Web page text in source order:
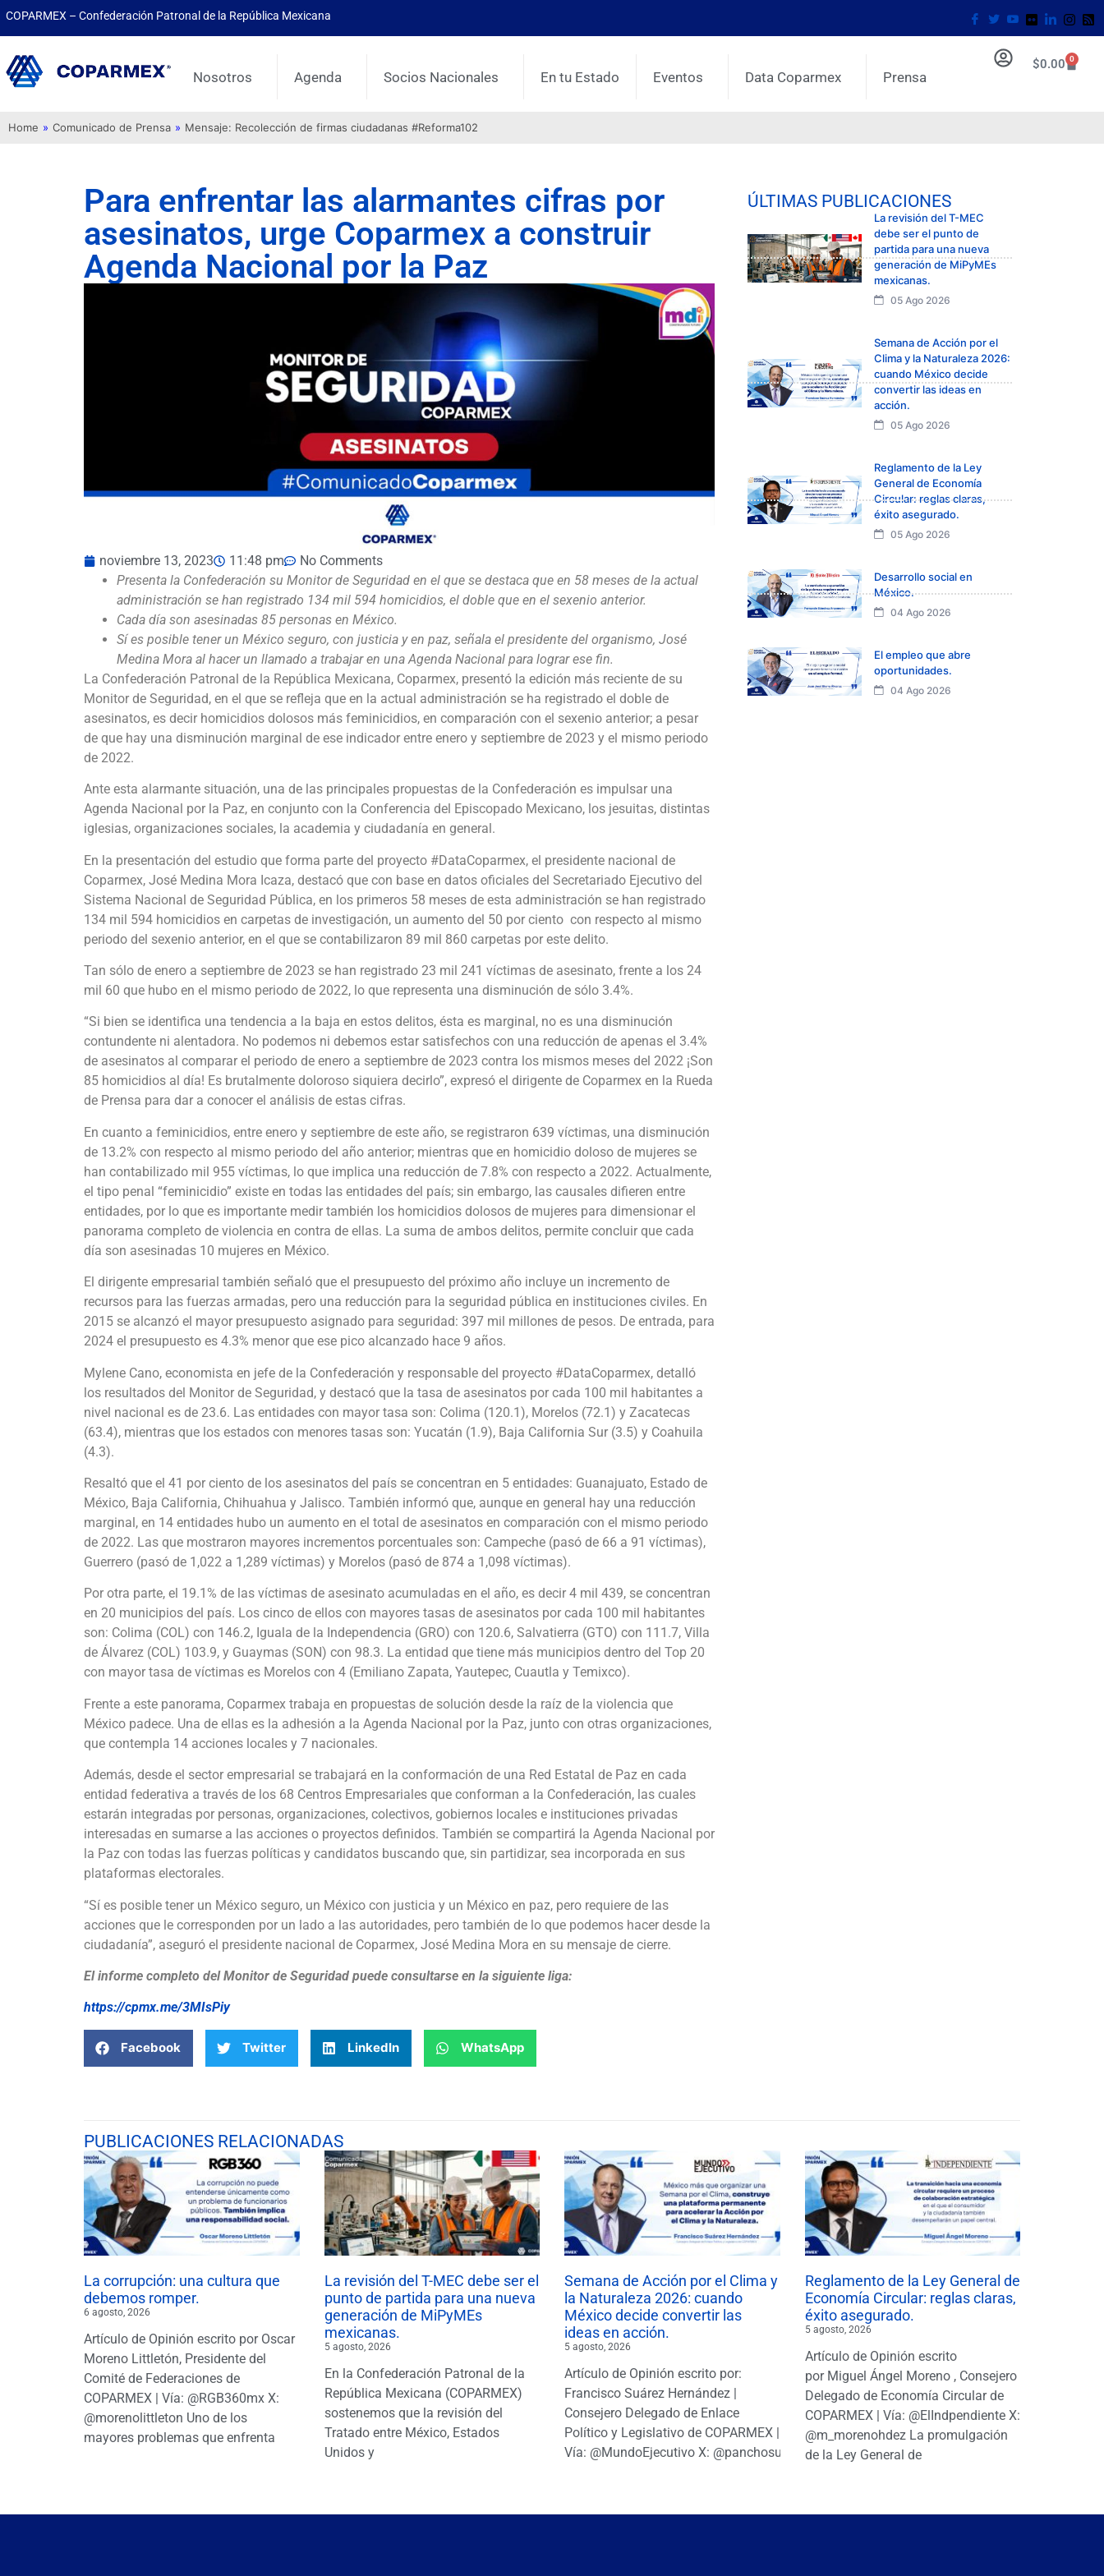
COPARMEX – Confederación Patronal de la República Mexicana
Nosotros Agenda Socios Nacionales En tu Estado Eventos Data Coparmex Prensa
$0.00 0
Home » Comunicado de Prensa » Mensaje: Recolección de firmas ciudadanas #Reforma102
Para enfrentar las alarmantes cifras por
asesinatos, urge Coparmex a construir
Agenda Nacional por la Paz
noviembre 13, 2023 11:48 pm
No Comments
Presenta la Confederación su Monitor de Seguridad en el que se destaca que en 58 meses de la actual
administración se han registrado 134 mil 594 homicidios, el doble que en el sexenio anterior.
Cada día son asesinadas 85 personas en México.
Sí es posible tener un México seguro, con justicia y en paz, señala el presidente del organismo, José
Medina Mora al hacer un llamado a trabajar en una Agenda Nacional para lograr ese fin.
La Confederación Patronal de la República Mexicana, Coparmex, presentó la edición más reciente de su
Monitor de Seguridad, en el que se refleja que en la actual administración se ha registrado el doble de
asesinatos, es decir homicidios dolosos más feminicidios, en comparación con el sexenio anterior; a pesar
de que hay una disminución marginal de ese indicador entre enero y septiembre de 2023 y el mismo periodo
de 2022.
Ante esta alarmante situación, una de las principales propuestas de la Confederación es impulsar una
Agenda Nacional por la Paz, en conjunto con la Conferencia del Episcopado Mexicano, los jesuitas, distintas
iglesias, organizaciones sociales, la academia y ciudadanía en general.
En la presentación del estudio que forma parte del proyecto #DataCoparmex, el presidente nacional de
Coparmex, José Medina Mora Icaza, destacó que con base en datos oficiales del Secretariado Ejecutivo del
Sistema Nacional de Seguridad Pública, en los primeros 58 meses de esta administración se han registrado
134 mil 594 homicidios en carpetas de investigación, un aumento del 50 por ciento con respecto al mismo
periodo del sexenio anterior, en el que se contabilizaron 89 mil 860 carpetas por este delito.
Tan sólo de enero a septiembre de 2023 se han registrado 23 mil 241 víctimas de asesinato, frente a los 24
mil 60 que hubo en el mismo periodo de 2022, lo que representa una disminución de sólo 3.4%.
“Si bien se identifica una tendencia a la baja en estos delitos, ésta es marginal, no es una disminución
contundente ni alentadora. No podemos ni debemos estar satisfechos con una reducción de apenas el 3.4%
de asesinatos al comparar el periodo de enero a septiembre de 2023 contra los mismos meses del 2022 ¡Son
85 homicidios al día! Es brutalmente doloroso siquiera decirlo”, expresó el dirigente de Coparmex en la Rueda
de Prensa para dar a conocer el análisis de estas cifras.
En cuanto a feminicidios, entre enero y septiembre de este año, se registraron 639 víctimas, una disminución
de 13.2% con respecto al mismo periodo del año anterior; mientras que en homicidio doloso de mujeres se
han contabilizado mil 955 víctimas, lo que implica una reducción de 7.8% con respecto a 2022. Actualmente,
el tipo penal “feminicidio” existe en todas las entidades del país; sin embargo, las causales difieren entre
entidades, por lo que es importante medir también los homicidios dolosos de mujeres para dimensionar el
panorama completo de violencia en contra de ellas. La suma de ambos delitos, permite concluir que cada
día son asesinadas 10 mujeres en México.
El dirigente empresarial también señaló que el presupuesto del próximo año incluye un incremento de
recursos para las fuerzas armadas, pero una reducción para la seguridad pública en instituciones civiles. En
2015 se alcanzó el mayor presupuesto asignado para seguridad: 397 mil millones de pesos. De entrada, para
2024 el presupuesto es 4.3% menor que ese pico alcanzado hace 9 años.
Mylene Cano, economista en jefe de la Confederación y responsable del proyecto #DataCoparmex, detalló
los resultados del Monitor de Seguridad, y destacó que la tasa de asesinatos por cada 100 mil habitantes a
nivel nacional es de 23.6. Las entidades con mayor tasa son: Colima (120.1), Morelos (72.1) y Zacatecas
(63.4), mientras que los estados con menores tasas son: Yucatán (1.9), Baja California Sur (3.5) y Coahuila
(4.3).
Resaltó que el 41 por ciento de los asesinatos del país se concentran en 5 entidades: Guanajuato, Estado de
México, Baja California, Chihuahua y Jalisco. También informó que, aunque en general hay una reducción
marginal, en 14 entidades hubo un aumento en el total de asesinatos en comparación con el mismo periodo
de 2022. Las que mostraron mayores incrementos porcentuales son: Campeche (pasó de 66 a 91 víctimas),
Guerrero (pasó de 1,022 a 1,289 víctimas) y Morelos (pasó de 874 a 1,098 víctimas).
Por otra parte, el 19.1% de las víctimas de asesinato acumuladas en el año, es decir 4 mil 439, se concentran
en 20 municipios del país. Los cinco de ellos con mayores tasas de asesinatos por cada 100 mil habitantes
son: Colima (COL) con 146.2, Iguala de la Independencia (GRO) con 120.6, Salvatierra (GTO) con 111.7, Villa
de Álvarez (COL) 103.9, y Guaymas (SON) con 98.3. La entidad que tiene más municipios dentro del Top 20
con mayor tasa de víctimas es Morelos con 4 (Emiliano Zapata, Yautepec, Cuautla y Temixco).
Frente a este panorama, Coparmex trabaja en propuestas de solución desde la raíz de la violencia que
México padece. Una de ellas es la adhesión a la Agenda Nacional por la Paz, junto con otras organizaciones,
que contempla 14 acciones locales y 7 nacionales.
Además, desde el sector empresarial se trabajará en la conformación de una Red Estatal de Paz en cada
entidad federativa a través de los 68 Centros Empresariales que conforman a la Confederación, las cuales
estarán integradas por personas, organizaciones, colectivos, gobiernos locales e instituciones privadas
interesadas en sumarse a las acciones o proyectos definidos. También se compartirá la Agenda Nacional por
la Paz con todas las fuerzas políticas y candidatos buscando que, sin partidizar, sea incorporada en sus
plataformas electorales.
“Sí es posible tener un México seguro, un México con justicia y un México en paz, pero requiere de las
acciones que le corresponden por un lado a las autoridades, pero también de lo que podemos hacer desde la
ciudadanía”, aseguró el presidente nacional de Coparmex, José Medina Mora en su mensaje de cierre.
El informe completo del Monitor de Seguridad puede consultarse en la siguiente liga:
https://cpmx.me/3MIsPiy
Facebook Twitter LinkedIn WhatsApp
ÚLTIMAS PUBLICACIONES
La revisión del T-MEC
debe ser el punto de
partida para una nueva
generación de MiPyMEs
mexicanas.
05 Ago 2026
Semana de Acción por el
Clima y la Naturaleza 2026:
cuando México decide
convertir las ideas en
acción.
05 Ago 2026
Reglamento de la Ley
General de Economía
Circular: reglas claras,
éxito asegurado.
05 Ago 2026
Desarrollo social en
México.
04 Ago 2026
El empleo que abre
oportunidades.
04 Ago 2026
PUBLICACIONES RELACIONADAS
La corrupción: una cultura que
debemos romper.
6 agosto, 2026
Artículo de Opinión escrito por Oscar
Moreno Littletón, Presidente del
Comité de Federaciones de
COPARMEX | Vía: @RGB360mx X:
@morenolittleton Uno de los
mayores problemas que enfrenta
La revisión del T-MEC debe ser el
punto de partida para una nueva
generación de MiPyMEs
mexicanas.
5 agosto, 2026
En la Confederación Patronal de la
República Mexicana (COPARMEX)
sostenemos que la revisión del
Tratado entre México, Estados
Unidos y
Semana de Acción por el Clima y
la Naturaleza 2026: cuando
México decide convertir las
ideas en acción.
5 agosto, 2026
Artículo de Opinión escrito por:
Francisco Suárez Hernández |
Consejero Delegado de Enlace
Político y Legislativo de COPARMEX |
Vía: @MundoEjecutivo X: @panchosuarezh
Reglamento de la Ley General de
Economía Circular: reglas claras,
éxito asegurado.
5 agosto, 2026
Artículo de Opinión escrito
por Miguel Ángel Moreno , Consejero
Delegado de Economía Circular de
COPARMEX | Vía: @ElIndpendiente X:
@m_morenohdez La promulgación
de la Ley General de